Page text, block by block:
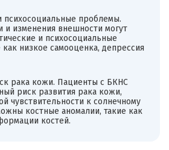
психосоциальные проблемы.
и изменения внешности могут
и психосоциальные
низкое самооценка, депрессия
рака кожи. Пациенты с БКНС
риск развития рака кожи,
чувствительности к солнечному
костные аномалии, такие как
костей.